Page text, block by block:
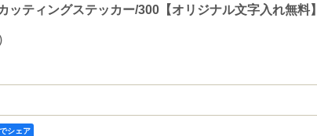
ッティングステッカー/300【オリジナル文字入れ無料】
シェア